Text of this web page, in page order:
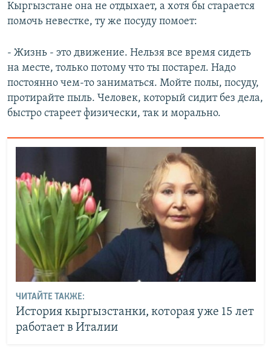
Кыргызстане она не отдыхает, а хотя бы старается
помочь невестке, ту же посуду помоет:
- Жизнь - это движение. Нельзя все время сидеть
на месте, только потому что ты постарел. Надо
постоянно чем-то заниматься. Мойте полы, посуду,
протирайте пыль. Человек, который сидит без дела,
быстро стареет физически, так и морально.
ЧИТАЙТЕ ТАКЖЕ:
История кыргызстанки, которая уже 15 лет
работает в Италии